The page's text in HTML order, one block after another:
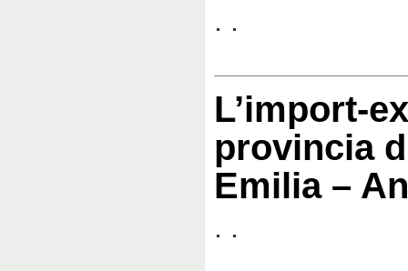
. .
L’import-
provincia
Emilia –
. .